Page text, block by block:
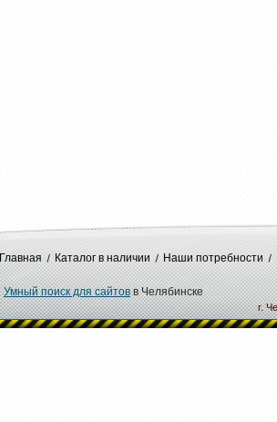
Главная Каталог в наличии Наши потребности
Умный поиск для сайтовв Челябинске
г.